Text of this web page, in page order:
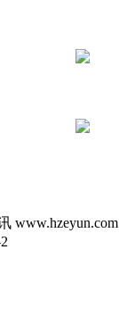
www.hzeyun.com